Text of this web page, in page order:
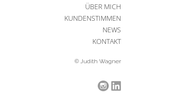
ÜBER MICH
KUNDENSTIMMEN
NEWS
KONTAKT
© Judith Wagner